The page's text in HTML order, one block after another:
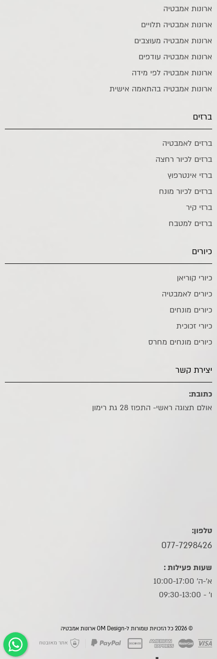
ארונות אמבטיה
ארונות אמבטיה תלויים
ארונות אמבטיה מעוצבים
ארונות אמבטיה עודפים
ארונות אמבטיה לפי מידה
ארונות אמבטיה בהתאמה אישית
ברזים
ברזים לאמבטיה
ברזים לכיור רחצה
ברזי אינטרפוץ
ברזים לכיור מונח
ברזי קיר
ברזים למטבח
כיורים
כיורי קוריאן
כיורים לאמבטיה
כיורים מונחים
כיורי זכוכית
כיורים מונחים מחרס
יצירת קשר
כתובת:
אולם תצוגה ראשי- התפוז 28 גת רימון
טלפון:
077-7298426
שעות פעילות :
א'-ה' 10:00-17:00
ו׳ - 09:30-13:00
© 2026 כל הזכויות שמורות ל-OM Design ארונות אמבטיה